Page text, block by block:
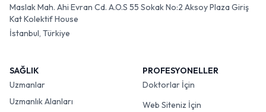
Maslak Mah. Ahi Evran Cd. A.O.S 55 Sokak No:2 Aksoy Plaza Giriş
Kat Kolektif House
İstanbul, Türkiye
SAĞLIK
Uzmanlar
Uzmanlık Alanları
PROFESYONELLER
Doktorlar İçin
Web Siteniz İçin